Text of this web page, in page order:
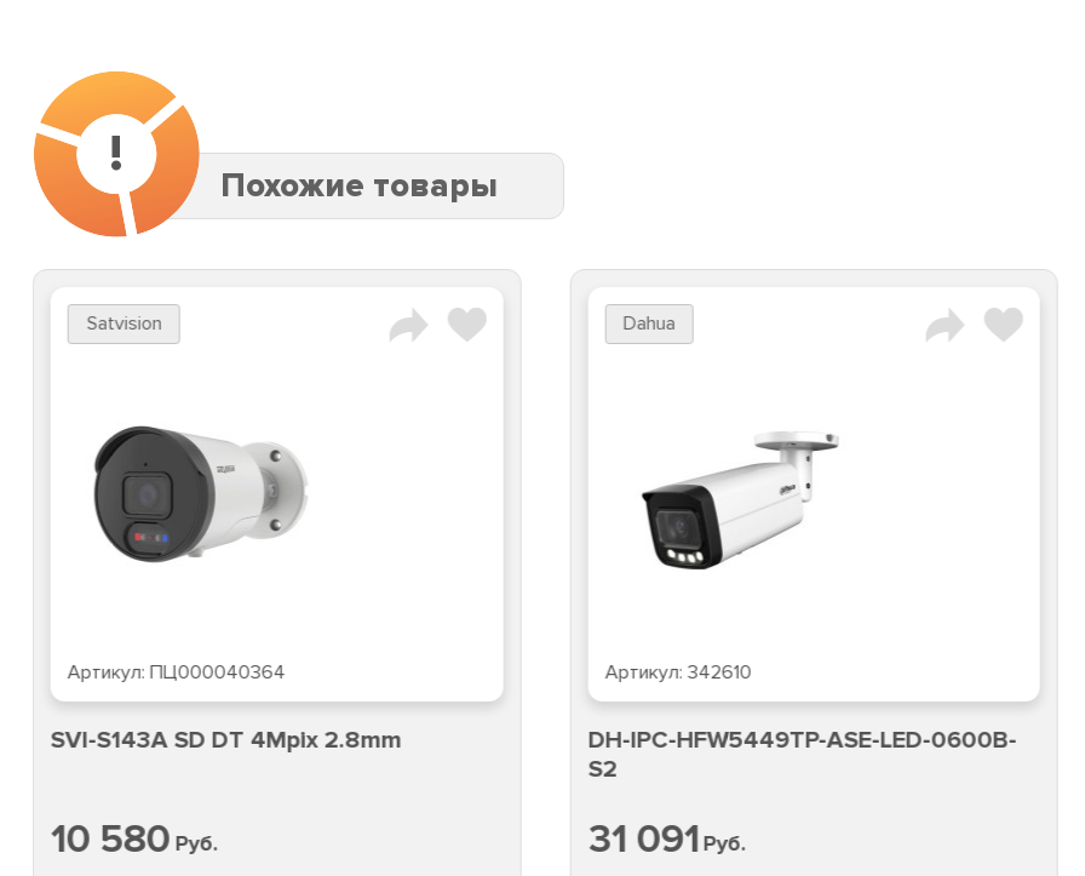
!
Похожие товары
Satvision
Артикул: ПЦ000040364
SVI-S143A SD DT 4Mpix 2.8mm
10 580 Руб.
Dahua
Артикул:342610
DH-IPC-HFW5449TP-ASE-LED-0600B-
S2
31 091Руб.